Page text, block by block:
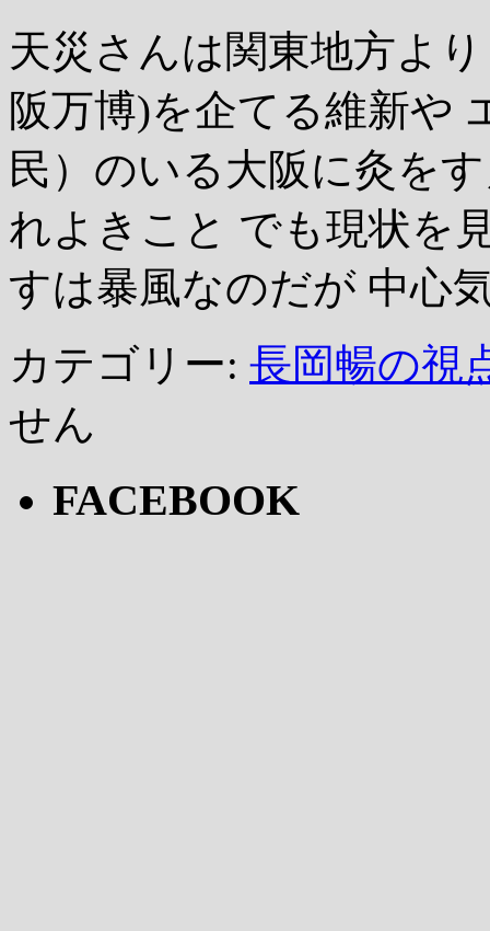
天災さんは関東地方よ
阪万博)を企てる維新や
民）のいる大阪に灸を
れよきこと でも現状を
すは暴風なのだが 中心
カテゴリー: 長岡暢の視
せん
FACEBOOK